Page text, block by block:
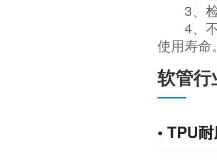
3、检
4、不
使用寿命
软管
• TPU